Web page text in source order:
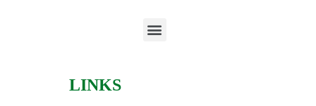
LINKS